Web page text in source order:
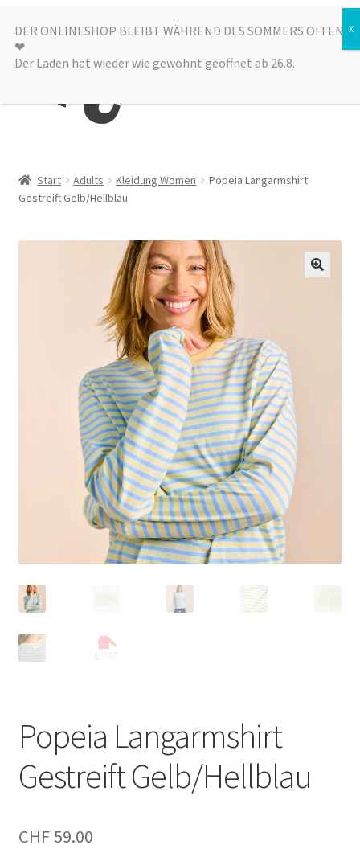
Zur
Navigation
springen
Zum
Inhalt
springen
Menü
Alle Produkte
Sale
Start Adults Kleidung Women
Popeia Langarmshirt
Gestreift Gelb/Hellblau
Popeia Langarmshirt
Gestreift Gelb/Hellblau
CHF59.00
DER ONLINESHOP BLEIBT WÄHREND DES SOMMERS OFFEN
❤︎
Der Laden hat wieder wie gewohnt geöffnet ab 26.8.